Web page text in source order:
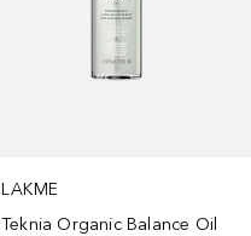
LAKME
Teknia Organic Balance Oil